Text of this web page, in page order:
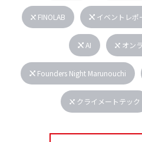
FINOLAB イベントレポ
AI オン
Founders Night Marunouchi
クライメートテック